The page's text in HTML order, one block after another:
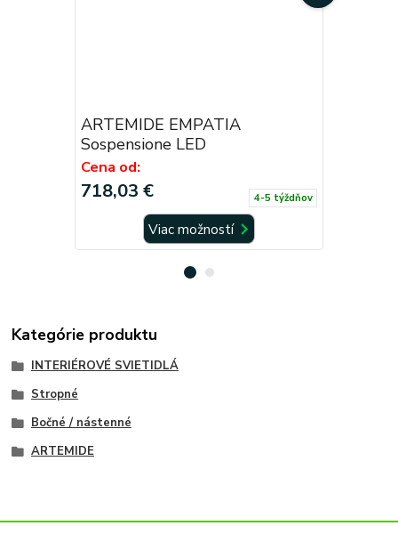
ARTEMIDE EMPATIA
Sospensione LED
Cena od:
718,03 € 4-5 týždňov
Viac možností
Kategórie produktu
INTERIÉROVÉ SVIETIDLÁ
Stropné
Bočné / nástenné
ARTEMIDE